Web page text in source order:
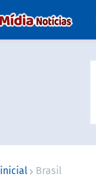
inicial Brasil